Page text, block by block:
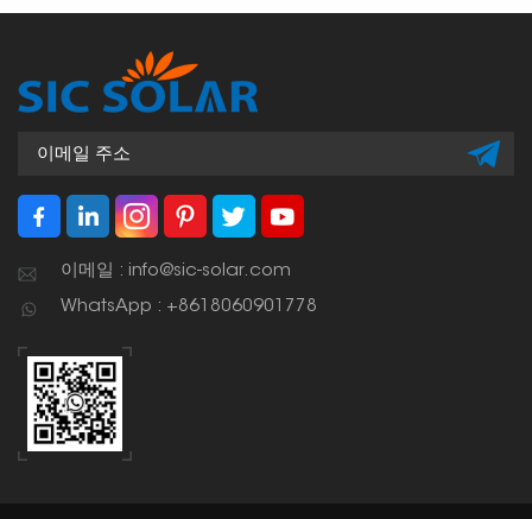
이메일 : info@sic-solar.com
WhatsApp : +8618060901778